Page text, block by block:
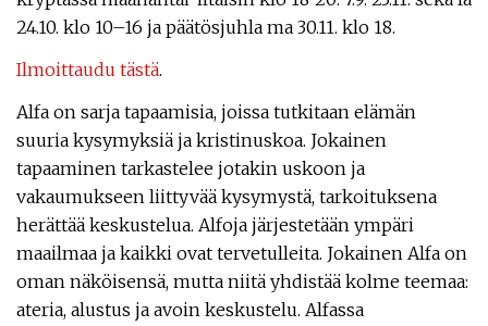
24.10. klo 10–16 ja päätösjuhla ma 30.11. klo 18.
Ilmoittaudu tästä.
Alfa on sarja tapaamisia, joissa tutkitaan elämän
suuria kysymyksiä ja kristinuskoa. Jokainen
tapaaminen tarkastelee jotakin uskoon ja
vakaumukseen liittyvää kysymystä, tarkoituksena
herättää keskustelua. Alfoja järjestetään ympäri
maailmaa ja kaikki ovat tervetulleita. Jokainen Alfa on
oman näköisensä, mutta niitä yhdistää kolme teemaa:
ateria, alustus ja avoin keskustelu. Alfassa